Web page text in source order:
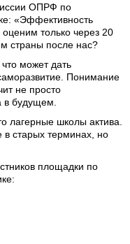
ОПРФ по
«Эффективность
только через 20
страны после нас?
может дать
Понимание
не просто
в будущем.
лагерные школы актива.
в старых терминах, но
площадки по